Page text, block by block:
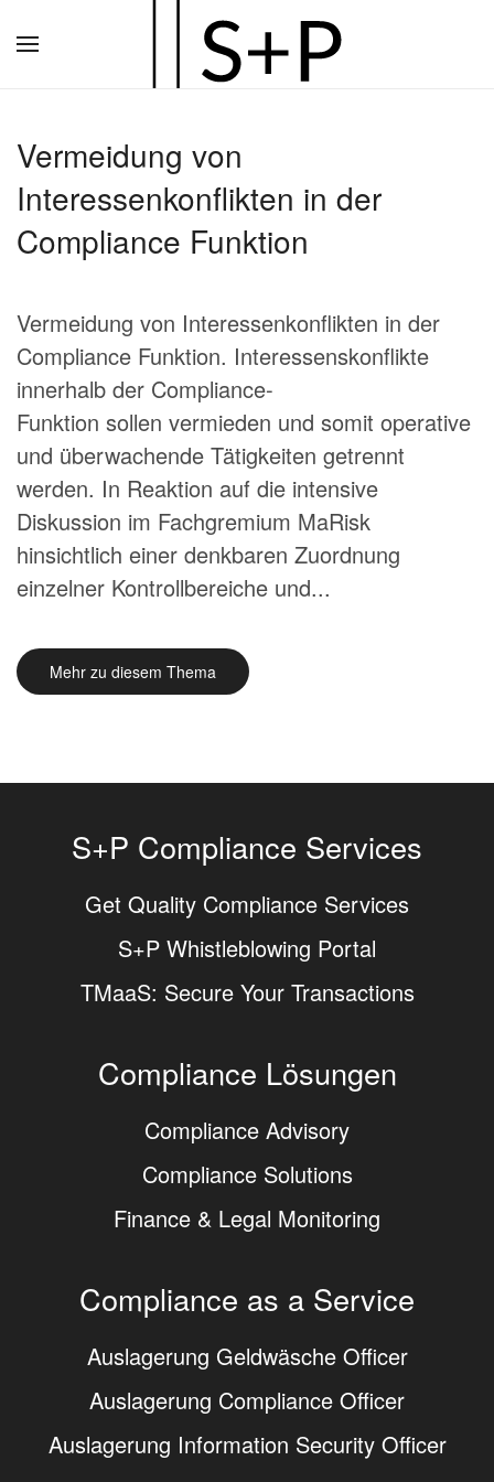
Hauptinhalt
Vermeidung von
Interessenkonflikten in der
Compliance Funktion
Vermeidung von Interessenkonflikten in der
Compliance Funktion. Interessenskonflikte
innerhalb der Compliance-
Funktion sollen vermieden und somit operative
und überwachende Tätigkeiten getrennt
werden. In Reaktion auf die intensive
Diskussion im Fachgremium MaRisk
hinsichtlich einer denkbaren Zuordnung
einzelner Kontrollbereiche und...
Mehr zu diesem Thema
S+P Compliance Services
Get Quality Compliance Services
S+P Whistleblowing Portal
TMaaS: Secure Your Transactions
Compliance Lösungen
Compliance Advisory
Compliance Solutions
Finance & Legal Monitoring
Compliance as a Service
Auslagerung Geldwäsche Officer
Auslagerung Compliance Officer
Auslagerung Information Security Officer